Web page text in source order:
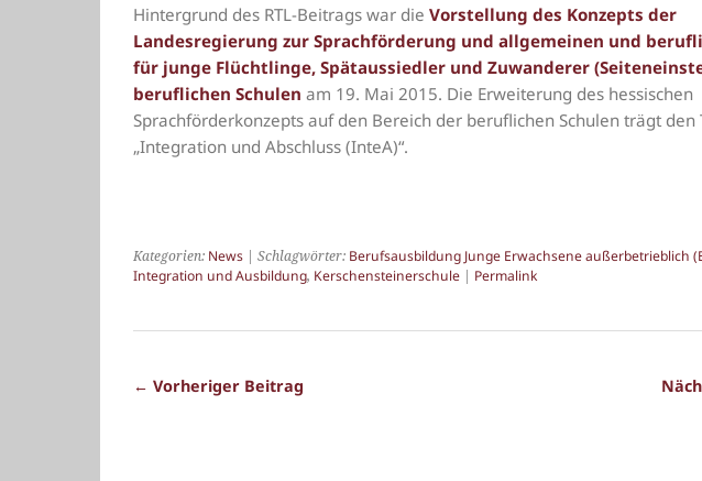
Hintergrund des RTL-Beitrags war die Vorstellung des Konzepts der
Landesregierung zur Sprachförderung und allgemeinen und
für junge Flüchtlinge, Spätaussiedler und Zuwanderer
beruflichen Schulen am 19. Mai 2015. Die Erweiterung des hessischen
Sprachförderkonzepts auf den Bereich der beruflichen Schulen trägt den
„Integration und Abschluss (InteA)“.
Kategorien: News | Schlagwörter: Berufsausbildung Junge Erwachsene außerbetrieblich
Integration und Ausbildung, Kerschensteinerschule | Permalink
← Vorheriger Beitrag